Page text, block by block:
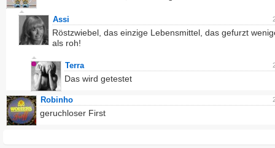
Assi
Röstzwiebel, das einzige Lebensmittel, das gefurzt
als roh!
Terra
Das wird getestet
Robinho
geruchloser First